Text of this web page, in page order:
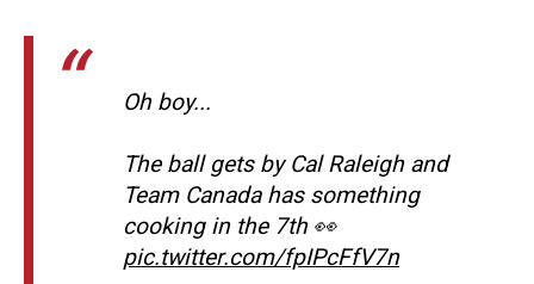
Oh boy...
The ball gets by Cal Raleigh and
Team Canada has something
cooking in the 7th 👀
pic.twitter.com/fpIPcFfV7n